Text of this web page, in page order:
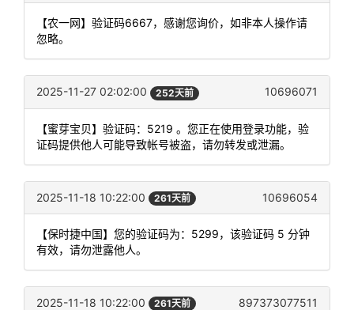
【农一网】验证码6667，感谢您询价，如非本人操作请
忽略。
2025-11-27 02:02:00 252天前 10696071
【蜜芽宝贝】验证码：5219 。您正在使用登录功能，验
证码提供他人可能导致帐号被盗，请勿转发或泄漏。
2025-11-18 10:22:00 261天前 10696054
【保时捷中国】您的验证码为：5299，该验证码 5 分钟
有效，请勿泄露他人。
2025-11-18 10:22:00 261天前 897373077511